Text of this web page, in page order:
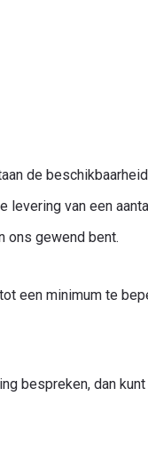
de
levering van een
ons gewend bent.
een minimum te
bespreken, dan